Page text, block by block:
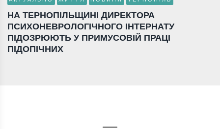
НА ТЕРНОПІЛЬЩИНІ ДИРЕКТОРА
ПСИХОНЕВРОЛОГІЧНОГО ІНТЕРНАТУ
ПІДОЗРЮЮТЬ У ПРИМУСОВІЙ ПРАЦІ
ПІДОПІЧНИХ